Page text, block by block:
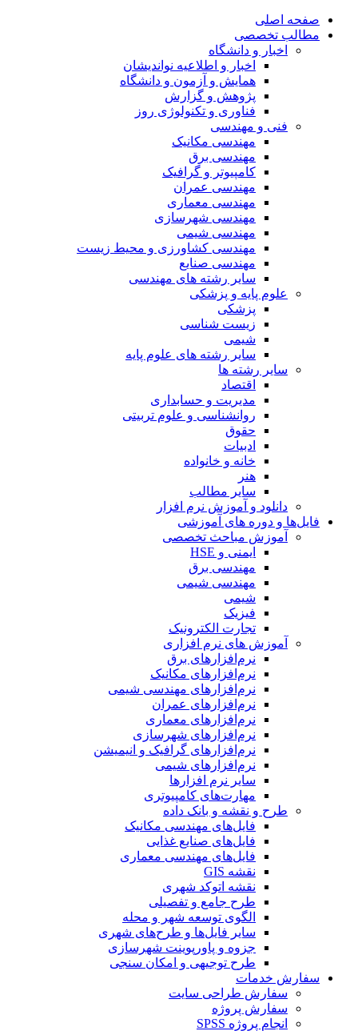
صفحه اصلی
مطالب تخصصی
اخبار و دانشگاه
اخبار و اطلاعیه نواندیشان
همایش و آزمون و دانشگاه
پژوهش و گزارش
فناوری و تکنولوژی روز
فنی و مهندسی
مهندسی مکانیک
مهندسی برق
کامپیوتر و گرافیک
مهندسی عمران
مهندسی معماری
مهندسی شهرسازی
مهندسی شیمی
مهندسی کشاورزی و محیط زیست
مهندسی صنایع
سایر رشته های مهندسی
علوم پایه و پزشکی
پزشکی
زیست شناسی
شیمی
سایر رشته های علوم پایه
سایر رشته ها
اقتصاد
مدیریت و حسابداری
روانشناسی و علوم تربیتی
حقوق
ادبیات
خانه و خانواده
هنر
سایر مطالب
دانلود و آموزش نرم افزار
فایل‌ها و دوره های آموزشی
آموزش مباحث تخصصی
ایمنی و HSE
مهندسی برق
مهندسی شیمی
شیمی
فیزیک
تجارت الکترونیک
آموزش های نرم افزاری
نرم‌افزارهای برق
نرم‌افزارهای مکانیک
نرم‌افزارهای مهندسی شیمی
نرم‌افزارهای عمران
نرم‌افزارهای معماری
نرم‌افزارهای شهرسازی
نرم‌افزارهای گرافیک و انیمیشن
نرم‌افزارهای شیمی
سایر نرم افزارها
مهارت‌های کامپیوتری
طرح و نقشه و بانک داده
فایل‌های مهندسی مکانیک
فایل‌های صنایع غذایی
فایل‌های مهندسی معماری
نقشه GIS
نقشه اتوکد شهری
طرح جامع و تفصیلی
الگوی توسعه شهر و محله
سایر فایل‌ها و طرح‌های شهری
جزوه و پاورپوینت شهرسازی
طرح توجیهی و امکان سنجی
سفارش خدمات
سفارش طراحی سایت
سفارش پروژه
انجام پروژه SPSS